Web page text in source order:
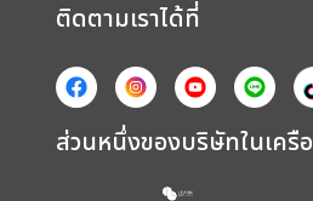
ติดตามเราได้ที่
ส่วนหนึ่งของบริษัทในเครือ